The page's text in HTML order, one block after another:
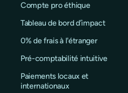
Compte pro éthique
Tableau de bord d’impact
0% de frais à l'étranger
Pré-comptabilité intuitive
Paiements locaux et
internationaux